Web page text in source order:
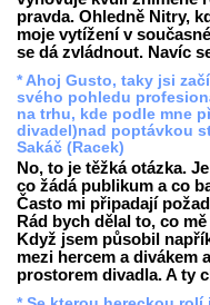
pravda. Ohledně Nitry,
moje vytížení v
se dá zvládnout. Navíc
* Ahoj Gusto, taky jsi
svého pohledu
na trhu, kde podle mne
divadel)nad poptávkou
Sakáč (Racek)
No, to je těžká otázka.
co žádá publikum a co
Často mi připadají
Rád bych dělal to, co
Když jsem působil
mezi hercem a divákem
prostorem divadla. A ty